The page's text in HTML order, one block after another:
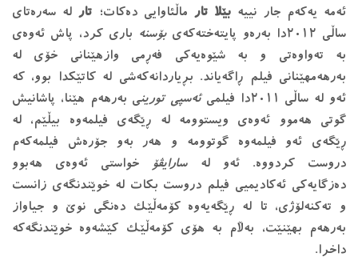
ئەمە یەکەم جار نییە بێلا تارماڵئاوایی دەکات؛ تارلە سەرەتای
ساڵی ٢٠١٢دا بەرەو پایتەختەکەی
بۆسنە باری کرد، پاش ئەوەی
بە تەواوەتی و بە شێوەیەکی فەڕمی وازهێنانی خۆی لە
بەرهەمهێنانی فیلم ڕاگەیاند. بڕیاردانەکەشی لە کاتێکدا بوو، کە
ئەو لە ساڵی ٢٠١١دا فیلمی
ئەسپی تورینی بەرهەم هێنا، پاشانیش
گوتی هەموو ئەوەی ویستوومە لە ڕێگەی فیلمەوە بیڵێم، لە
ڕێگەی ئەو فیلمەوە گوتوومە و هەر بەو جۆرەش فیلمەکەم
دروست کردووە. ئەو لەسارایڤۆ خواستی ئەوەی هەبوو
دەزگایەکی ئەکادیمیی فیلم دروست بکات لە خوێندنگەی زانست
و تەکنەلۆژی، تا لە ڕێگەیەوە کۆمەڵێک دەنگی نوێ و جیاواز
بەرهەم بهێنێت، بەڵام بە هۆی کۆمەڵێک کێشەوە خوێندنگەکە
داخرا.